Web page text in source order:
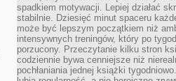
spadkiem motywacji. Lepiej działać
stabilnie. Dziesięć minut spaceru
może być lepszym początkiem niż
intensywnych treningów, który po
porzucony. Przeczytanie kilku stron
codziennie bywa cenniejsze niż
pochłaniania jednej książki